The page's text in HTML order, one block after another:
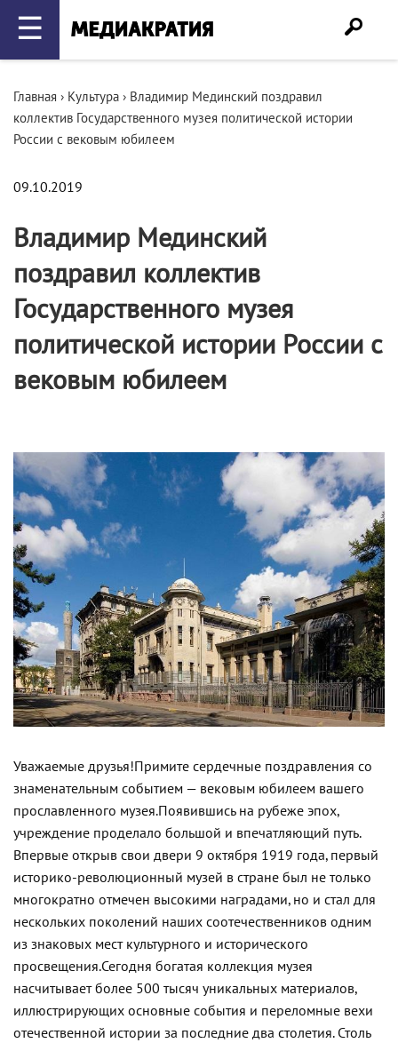
☰
Главная › Культура › Владимир Мединский поздравил
коллектив Государственного музея политической истории
России с вековым юбилеем
09.10.2019
Владимир Мединский
поздравил коллектив
Государственного музея
политической истории России с
вековым юбилеем
Уважаемые друзья!Примите сердечные поздравления со
знаменательным событием — вековым юбилеем вашего
прославленного музея.Появившись на рубеже эпох,
учреждение проделало большой и впечатляющий путь.
Впервые открыв свои двери 9 октября 1919 года, первый
историко-революционный музей в стране был не только
многократно отмечен высокими наградами, но и стал для
нескольких поколений наших соотечественников одним
из знаковых мест культурного и исторического
просвещения.Сегодня богатая коллекция музея
насчитывает более 500 тысяч уникальных материалов,
иллюстрирующих основные события и переломные вехи
отечественной истории за последние два столетия. Столь